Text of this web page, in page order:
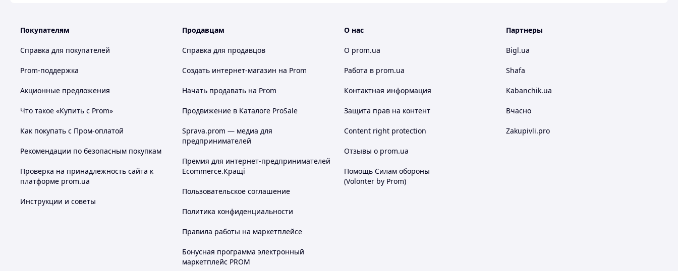
Покупателям
Справка для покупателей
Prom-поддержка
Акционные предложения
Что такое «Купить с Prom»
Как покупать с Пром-оплатой
Рекомендации по безопасным покупкам
Проверка на принадлежность сайта к
платформе prom.ua
Инструкции и советы
Продавцам
Справка для продавцов
Создать интернет-магазин на Prom
Начать продавать на Prom
Продвижение в Каталоге ProSale
Sprava.prom — медиа для
предпринимателей
Премия для интернет-предпринимателей
Ecommerce.Кращі
Пользовательское соглашение
Политика конфиденциальности
Правила работы на маркетплейсе
Бонусная программа электронный
маркетплейс PROM
О нас
О prom.ua
Работа в prom.ua
Контактная информация
Защита прав на контент
Content right protection
Отзывы о prom.ua
Помощь Силам обороны
(Volonter by Prom)
Партнеры
Bigl.ua
Shafa
Kabanchik.ua
Вчасно
Zakupivli.pro